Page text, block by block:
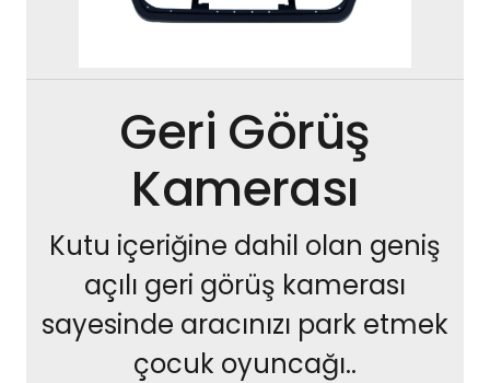
Geri Görüş
Kamerası
Kutu içeriğine dahil olan geniş
açılı geri görüş kamerası
sayesinde aracınızı park etmek
çocuk oyuncağı..